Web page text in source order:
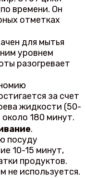
времени. Он
отметках
для мытья
уровнем
разогревает
за счет
жидкости (50-
180 минут.
.
посуду
10-15 минут,
продуктов.
не используется.